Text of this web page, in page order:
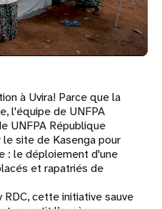
à Uvira! Parce que la
l'équipe de UNFPA
UNFPA République
site de Kasenga pour
: le déploiement d'une
et rapatriés de
RDC, cette initiative sauve